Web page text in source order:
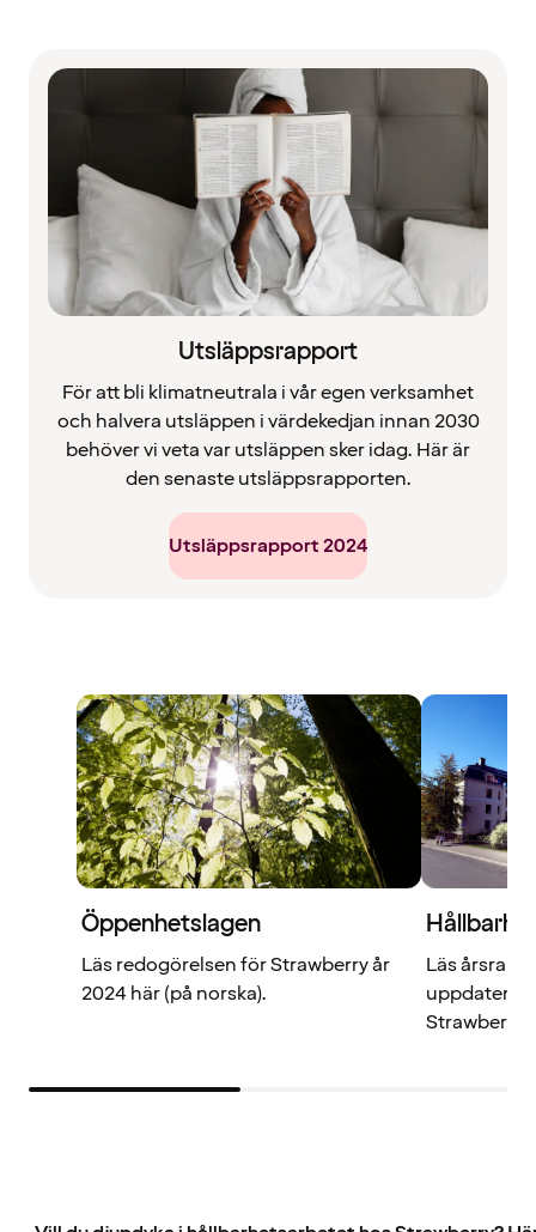
Utsläppsrapport
För att bli klimatneutrala i vår egen verksamhet
och halvera utsläppen i värdekedjan innan 2030
behöver vi veta var utsläppen sker idag. Här är
den senaste utsläppsrapporten.
Utsläppsrapport 2024
Öppenhetslagen
Läs redogörelsen för Strawberry år
2024 här (på norska).
Läs
Strawberry.